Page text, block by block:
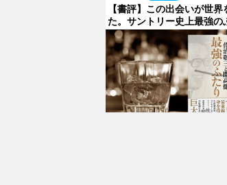
【書評】この出会いが世界
た。サントリー史上最強の